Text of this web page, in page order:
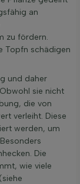
an
zu fördern.
Topfn schädigen
und daher
sie nicht
die von
verleiht. Diese
werden, um
Die
wie viele